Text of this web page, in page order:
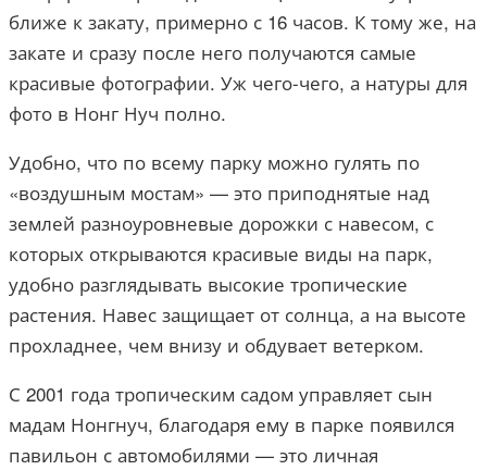
ближе к закату, примерно с 16 часов. К тому же, на
закате и сразу после него получаются самые
красивые фотографии. Уж чего-чего, а натуры для
фото в Нонг Нуч полно.
Удобно, что по всему парку можно гулять по
«воздушным мостам» — это приподнятые над
землей разноуровневые дорожки с навесом, с
которых открываются красивые виды на парк,
удобно разглядывать высокие тропические
растения. Навес защищает от солнца, а на высоте
прохладнее, чем внизу и обдувает ветерком.
С 2001 года тропическим садом управляет сын
мадам Нонгнуч, благодаря ему в парке появился
павильон с автомобилями — это личная